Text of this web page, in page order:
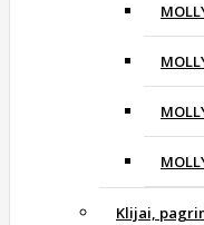
Klijai,